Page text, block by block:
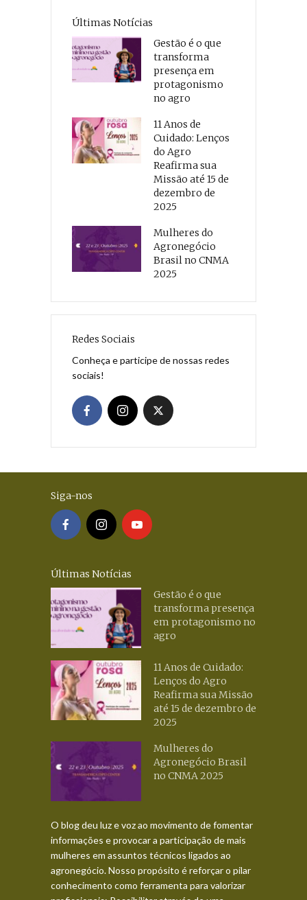
Últimas Notícias
Gestão é o que
transforma
presença em
protagonismo
no agro
11 Anos de
Cuidado: Lenços
do Agro
Reafirma sua
Missão até 15 de
dezembro de
2025
Mulheres do
Agronegócio
Brasil no CNMA
2025
Redes Sociais
Conheça e participe de nossas redes
sociais!
Siga-nos
Últimas Notícias
Gestão é o que
transforma presença
em protagonismo no
agro
11 Anos de Cuidado:
Lenços do Agro
Reafirma sua Missão
até 15 de dezembro de
2025
Mulheres do
Agronegócio Brasil
no CNMA 2025
O blog deu luz e voz ao movimento de fomentar
informações e provocar a participação de mais
mulheres em assuntos técnicos ligados ao
agronegócio. Nosso propósito é reforçar o pilar
conhecimento como ferramenta para valorizar